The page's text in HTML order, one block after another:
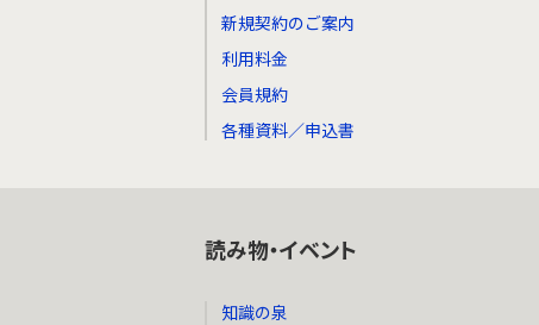
新規契約のご案内
利用料金
会員規約
各種資料／申込書
読み物・イベント
知識の泉